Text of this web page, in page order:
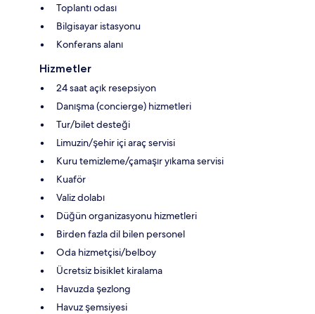
Toplantı odası
Bilgisayar istasyonu
Konferans alanı
Hizmetler
24 saat açık resepsiyon
Danışma (concierge) hizmetleri
Tur/bilet desteği
Limuzin/şehir içi araç servisi
Kuru temizleme/çamaşır yıkama servisi
Kuaför
Valiz dolabı
Düğün organizasyonu hizmetleri
Birden fazla dil bilen personel
Oda hizmetçisi/belboy
Ücretsiz bisiklet kiralama
Havuzda şezlong
Havuz şemsiyesi